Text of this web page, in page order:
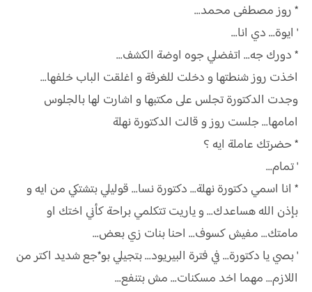
* روز مصطفى محمد...
' ايوة... دي انا...
* دورك جه... اتفضلي جوه اوضة الكشف...
اخذت روز شنطتها و دخلت للغرفة و اغلقت الباب خلفها...
وجدت الدكتورة تجلس على مكتبها و اشارت لها بالجلوس
امامها... جلست روز و قالت الدكتورة نهلة
* حضرتك عاملة ايه ؟
' تمام...
* انا اسمي دكتورة نهلة... دكتورة نسا... قوليلي بتشتكي من ايه و
بإذن الله هساعدك... و ياريت تتكلمي براحة كأني اختك او
مامتك... مفيش كسوف... احنا بنات زي بعض...
' بصي يا دكتورة... في فترة البيريود... بتجيلي بو*جع شديد اكتر من
اللازم... مهما اخد مسكنات... مش بتنفع...